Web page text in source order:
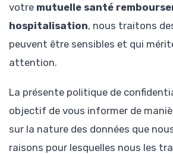
votre mutuelle santé
hospitalisation, nous traitons
peuvent être sensibles et qui
attention.
La présente politique de
objectif de vous informer de
sur la nature des données que
raisons pour lesquelles nous les